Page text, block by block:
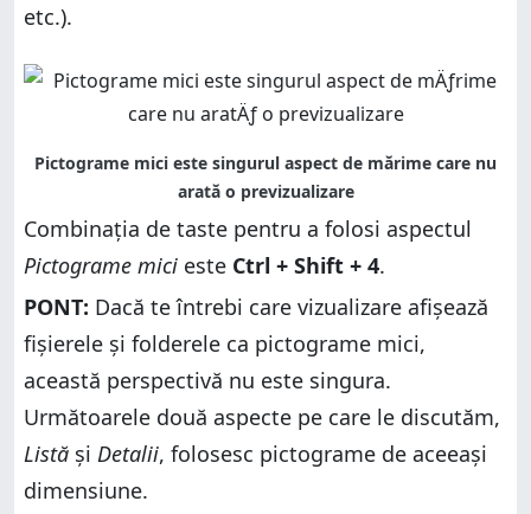
etc.).
Combinația de taste pentru a folosi aspectul
Pictograme mici este Ctrl + Shift + 4.
PONT: Dacă te întrebi care vizualizare afișează
fișierele și folderele ca pictograme mici,
această perspectivă nu este singura.
Următoarele două aspecte pe care le discutăm,
Listă și Detalii, folosesc pictograme de aceeași
dimensiune.